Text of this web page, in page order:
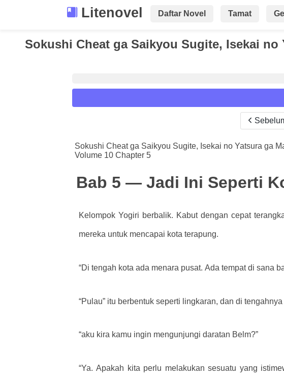
Litenovel Daftar Novel Tamat
Sokushi Cheat ga Saikyou Sugite, Isekai no
Font :
Titillium Web
Arial
Size :
Sokushi Cheat ga Saikyou Sugite, Isekai no Yatsura ga
Volume 10 Chapter 5
Bab 5 — Jadi Ini Seperti
Kelompok Yogiri berbalik. Kabut dengan cepat
mereka untuk mencapai kota terapung.
“Di tengah kota ada menara pusat. Ada tempat di sana
“Pulau” itu berbentuk seperti lingkaran, dan di
“aku kira kamu ingin mengunjungi daratan Belm?”
“Ya. Apakah kita perlu melakukan sesuatu yang